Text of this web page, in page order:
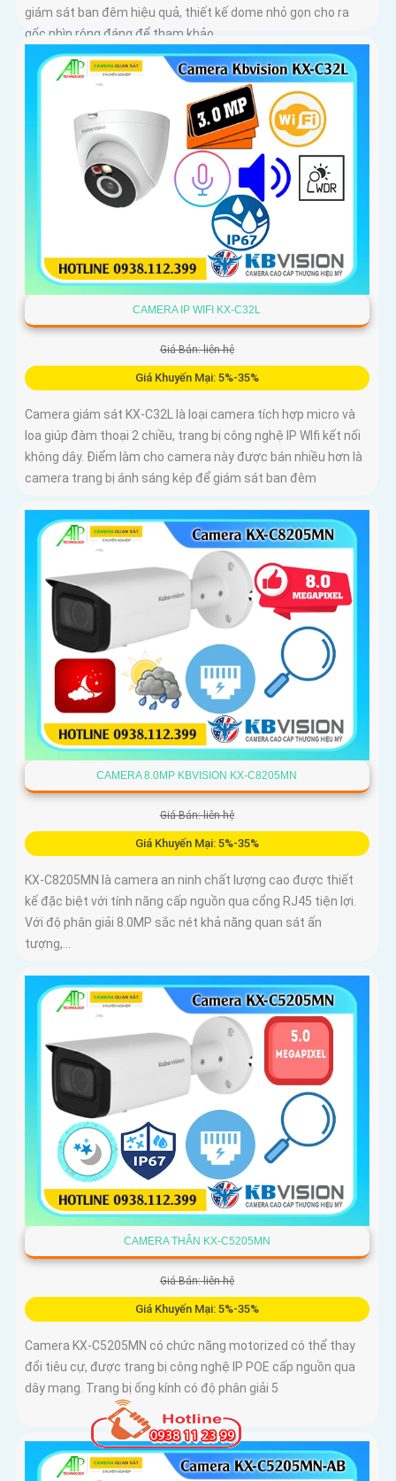
giám sát ban đêm hiệu quả, thiết kế dome nhỏ gọn cho ra
gốc nhìn rộng đáng để tham khảo
CAMERA IP WIFI KX-C32L
Giá Bán: liên hệ
Giá Khuyến Mại: 5%-35%
Camera giám sát KX-C32L là loại camera tích hợp micro và
loa giúp đàm thoại 2 chiều, trang bị công nghệ IP WIfi kết nối
không dây. Điểm làm cho camera này được bán nhiều hơn là
camera trang bị ánh sáng kép để giám sát ban đêm
CAMERA 8.0MP KBVISION KX-C8205MN
Giá Bán: liên hệ
Giá Khuyến Mại: 5%-35%
KX-C8205MN là camera an ninh chất lượng cao được thiết
kế đặc biệt với tính năng cấp nguồn qua cổng RJ45 tiện lợi.
Với độ phân giải 8.0MP sắc nét khả năng quan sát ấn
tượng,...
CAMERA THÂN KX-C5205MN
Giá Bán: liên hệ
Giá Khuyến Mại: 5%-35%
Camera KX-C5205MN có chức năng motorized có thể thay
đổi tiêu cự, được trang bị công nghệ IP POE cấp nguồn qua
dây mạng. Trang bị ống kính có độ phân giải 5